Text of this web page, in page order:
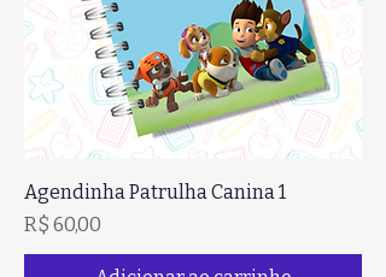
Agendinha Patrulha Canina 1
Preço
R$ 60,00